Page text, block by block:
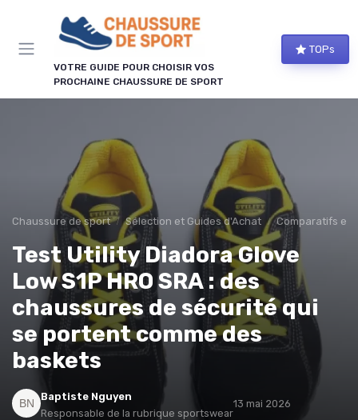
VOTRE GUIDE POUR CHOISIR VOS
PROCHAINE CHAUSSURE DE SPORT
TOPs
Chaussure de sport Sélection et Guides d'Achat Comparatifs et
Test Utility Diadora Glove
Low S1P HRO SRA : des
chaussures de sécurité qui
se portent comme des
baskets
Baptiste Nguyen
Responsable de la rubrique sportswear
13 mai 2026